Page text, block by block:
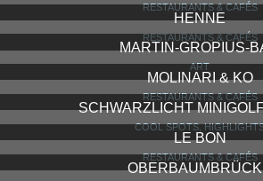
RESTAURANTS & CAFÉS
HENNE
RESTAURANTS & CAFÉS
MARTIN-GROPIUS-
ART
MOLINARI & KO
RESTAURANTS & CAFÉS
SCHWARZLICHT
COOL SPOTS,
LE BON
RESTAURANTS & CAFÉS